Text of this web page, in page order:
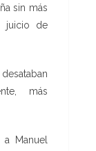
sin más
juicio de
más
a Manuel